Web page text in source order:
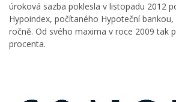
úroková sazba poklesla v listopadu 2012
Hypoindex, počítaného Hypoteční
ročně. Od svého maxima v roce 2009 tak
procenta.